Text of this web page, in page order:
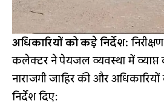
अधिकारियों को कड़े निर्देश:
कलेक्टर ने पेयजल व्यवस्था में
नाराजगी जाहिर की और
निर्देश दिए: